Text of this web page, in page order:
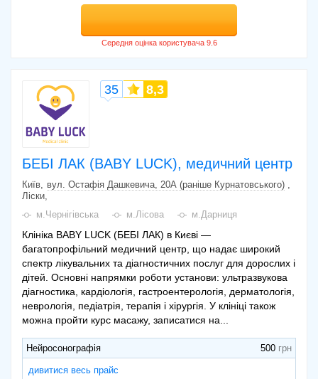
БЕБІ ЛАК (BABY LUCK), медичний центр
35 8,3
Київ вул. Остафія Дашкевича, 20А (раніше Курнатовського) ,
Ліски
м.Чернігівська
м.Лісова м.Дарниця
Клініка BABY LUCK (БЕБІ ЛАК) в Києві —
багатопрофільний медичний центр, що надає широкий
спектр лікувальних та діагностичних послуг для дорослих і
дітей. Основні напрямки роботи установи: ультразвукова
діагностика, кардіологія, гастроентерологія, дерматологія,
неврологія, педіатрія, терапія і хірургія. У клініці також
можна пройти курс масажу, записатися на...
Нейросонографія 500
дивитися весь прайс